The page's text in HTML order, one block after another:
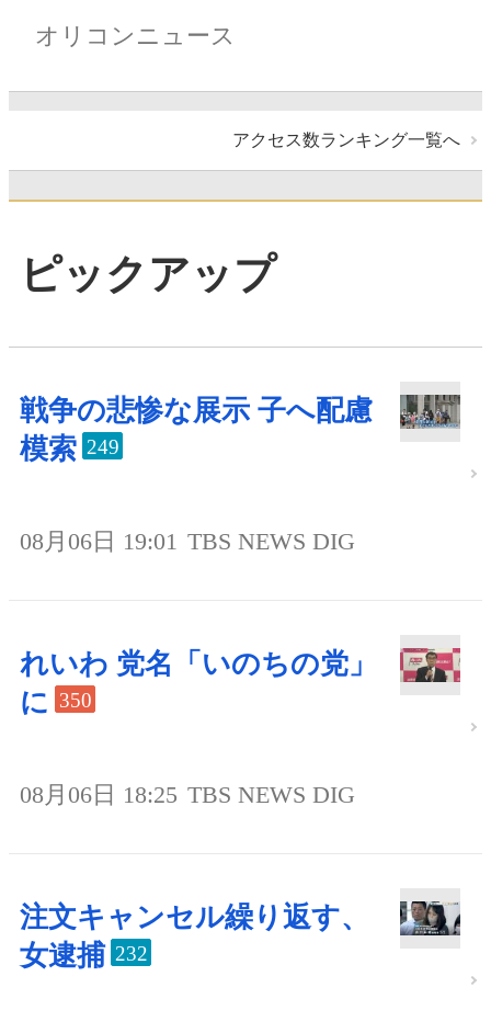
オリコンニュース
アクセス数ランキング一覧へ
ピックアップ
戦争の悲惨な展示 子へ配慮
模索 249
08月06日 19:01 TBS NEWS DIG
れいわ 党名「いのちの党」
に 350
08月06日 18:25 TBS NEWS DIG
注文キャンセル繰り返す、
女逮捕 232